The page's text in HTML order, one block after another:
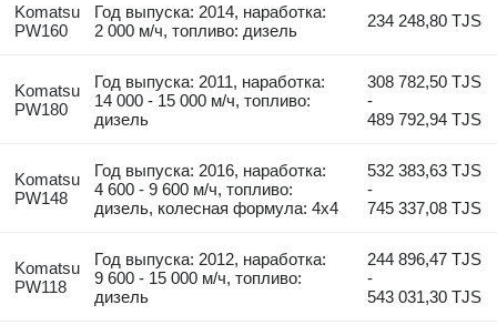
Komatsu
PW160
Год выпуска: 2014, наработка:
2 000 м/ч, топливо: дизель
234 248,80 TJS
Komatsu
PW180
Год выпуска: 2011, наработка:
14 000 - 15 000 м/ч, топливо:
дизель
308 782,50 TJS
-
489 792,94 TJS
Komatsu
PW148
Год выпуска: 2016, наработка:
4 600 - 9 600 м/ч, топливо:
дизель, колесная формула: 4x4
532 383,63 TJS
-
745 337,08 TJS
Komatsu
PW118
Год выпуска: 2012, наработка:
9 600 - 15 000 м/ч, топливо:
дизель
244 896,47 TJS
-
543 031,30 TJS